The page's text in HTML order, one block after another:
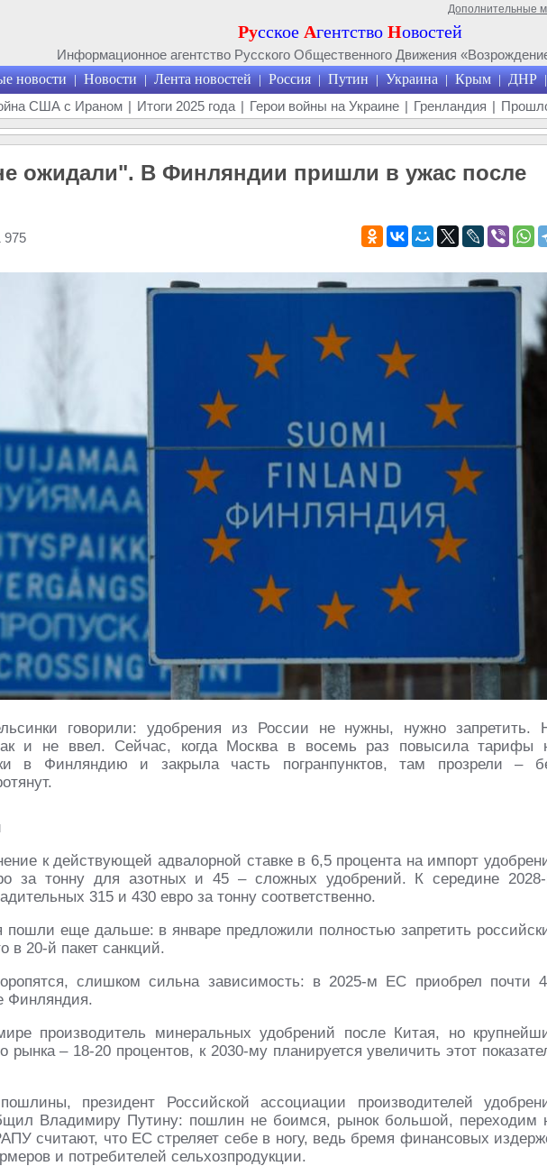
Дополнительные
Русское Агентство Новостей
Информационное агентство Русского Общественного Движения
новости | Новости | Лента новостей | Россия | Путин | Украина | Крым | ДНР |
США с Ираном | Итоги 2025 года | Герои войны на Украине | Гренландия |
ожидали". В Финляндии пришли в ужас после
975
говорили: удобрения из России не нужны, нужно запретить.
и не ввел. Сейчас, когда Москва в восемь раз повысила тарифы
в Финляндию и закрыла часть погранпунктов, там прозрели –
к действующей адвалорной ставке в 6,5 процента на импорт
за тонну для азотных и 45 – сложных удобрений. К середине 2028-
315 и 430 евро за тонну соответственно.
еще дальше: в январе предложили полностью запретить
в 20-й пакет санкций.
слишком сильна зависимость: в 2025-м ЕС приобрел почти
Финляндия.
производитель минеральных удобрений после Китая, но
рынка – 18-20 процентов, к 2030-му планируется увеличить этот
президент Российской ассоциации производителей
Владимиру Путину: пошлин не боимся, рынок большой, переходим
считают, что ЕС стреляет себе в ногу, ведь бремя финансовых
и потребителей сельхозпродукции.